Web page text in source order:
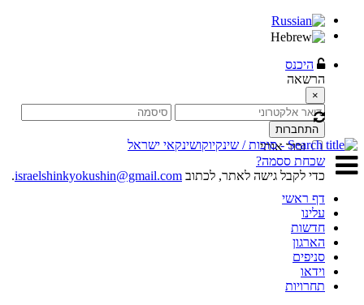
היכנס
הרשאה
×
התחברות
זכור אותי
שכחת ססמה?
כדי לקבל גישה לאתר, לכתוב israelshinkyokushin@gmail.com
.
דף ראשי
עלינו
חדשות
הארגון
סניפים
וידאו
תחרויות